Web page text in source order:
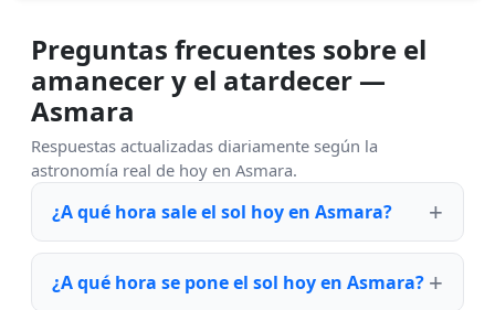
Preguntas frecuentes sobre el
amanecer y el atardecer —
Asmara
Respuestas actualizadas diariamente según la
astronomía real de hoy en Asmara.
¿A qué hora sale el sol hoy en Asmara?
¿A qué hora se pone el sol hoy en Asmara?